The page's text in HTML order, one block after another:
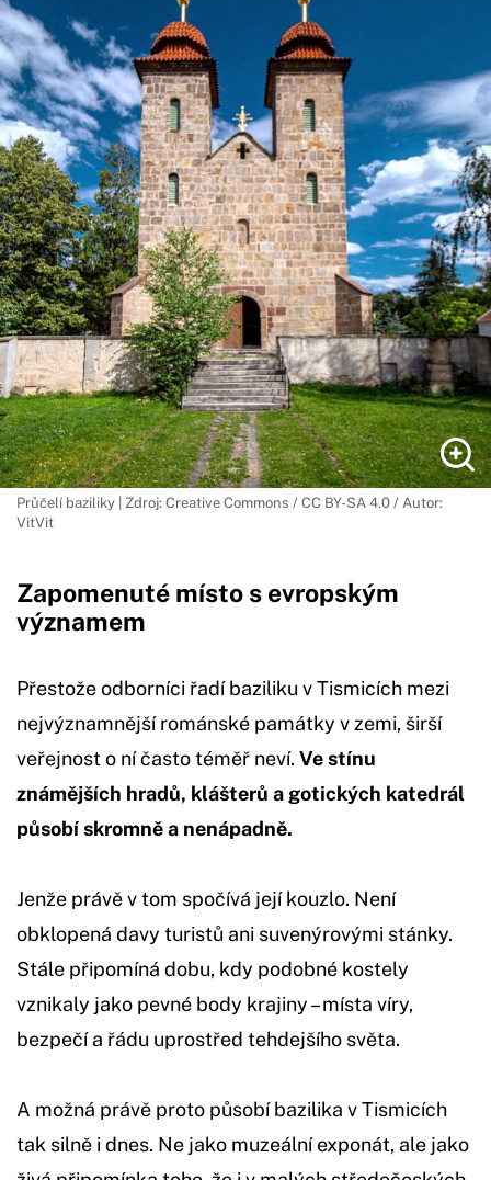
Průčelí baziliky | Zdroj: Creative Commons / CC BY-SA 4.0 / Autor:
VitVit
Zapomenuté místo s evropským
významem
Přestože odborníci řadí baziliku v Tismicích mezi
nejvýznamnější románské památky v zemi, širší
veřejnost o ní často téměř neví. Ve stínu
známějších hradů, klášterů a gotických katedrál
působí skromně a nenápadně.
Jenže právě v tom spočívá její kouzlo. Není
obklopená davy turistů ani suvenýrovými stánky.
Stále připomíná dobu, kdy podobné kostely
vznikaly jako pevné body krajiny – místa víry,
bezpečí a řádu uprostřed tehdejšího světa.
A možná právě proto působí bazilika v Tismicích
tak silně i dnes. Ne jako muzeální exponát, ale jako